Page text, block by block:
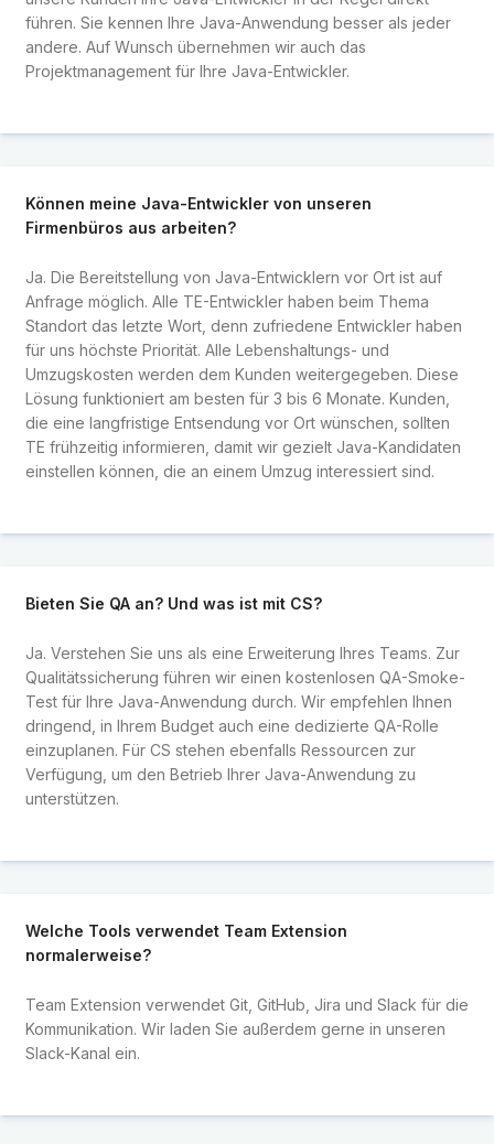
führen. Sie kennen Ihre Java-Anwendung besser als jeder
andere. Auf Wunsch übernehmen wir auch das
Projektmanagement für Ihre Java-Entwickler.
Können meine Java-Entwickler von unseren
Firmenbüros aus arbeiten?
Ja. Die Bereitstellung von Java-Entwicklern vor Ort ist auf
Anfrage möglich. Alle TE-Entwickler haben beim Thema
Standort das letzte Wort, denn zufriedene Entwickler haben
für uns höchste Priorität. Alle Lebenshaltungs- und
Umzugskosten werden dem Kunden weitergegeben. Diese
Lösung funktioniert am besten für 3 bis 6 Monate. Kunden,
die eine langfristige Entsendung vor Ort wünschen, sollten
TE frühzeitig informieren, damit wir gezielt Java-Kandidaten
einstellen können, die an einem Umzug interessiert sind.
Bieten Sie QA an? Und was ist mit CS?
Ja. Verstehen Sie uns als eine Erweiterung Ihres Teams. Zur
Qualitätssicherung führen wir einen kostenlosen QA-Smoke-
Test für Ihre Java-Anwendung durch. Wir empfehlen Ihnen
dringend, in Ihrem Budget auch eine dedizierte QA-Rolle
einzuplanen. Für CS stehen ebenfalls Ressourcen zur
Verfügung, um den Betrieb Ihrer Java-Anwendung zu
unterstützen.
Welche Tools verwendet Team Extension
normalerweise?
Team Extension verwendet Git, GitHub, Jira und Slack für die
Kommunikation. Wir laden Sie außerdem gerne in unseren
Slack-Kanal ein.